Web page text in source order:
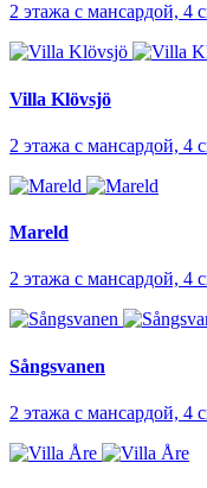
2 этажа с мансардой, 4
Villa Klövsjö
2 этажа с мансардой, 4
Mareld
2 этажа с мансардой, 4
Sångsvanen
2 этажа с мансардой, 4